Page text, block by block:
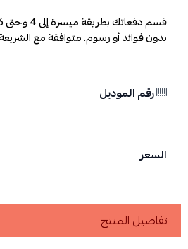
بدون فوائد أو رسوم. متوافقة مع
رقم الموديل
السعر
تفاصيل المنتج